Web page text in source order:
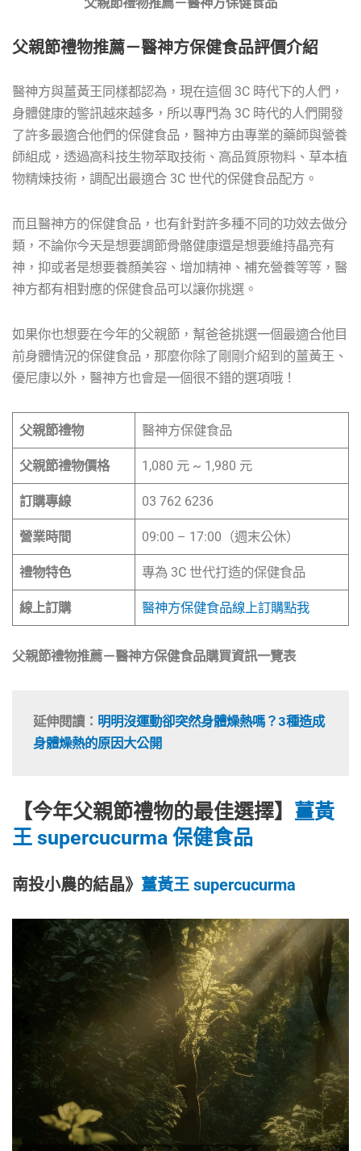
父親節禮物推薦－醫神方保健食品評價介紹
醫神方與薑黃王同樣都認為，現在這個 3C 時代下的人們，
身體健康的警訊越來越多，所以專門為 3C 時代的人們開發
了許多最適合他們的保健食品，醫神方由專業的藥師與營養
師組成，透過高科技生物萃取技術、高品質原物料、草本植
物精煉技術，調配出最適合 3C 世代的保健食品配方。
而且醫神方的保健食品，也有針對許多種不同的功效去做分
類，不論你今天是想要調節骨骼健康還是想要維持晶亮有
神，抑或者是想要養顏美容、增加精神、補充營養等等，醫
神方都有相對應的保健食品可以讓你挑選。
如果你也想要在今年的父親節，幫爸爸挑選一個最適合他目
前身體情況的保健食品，那麼你除了剛剛介紹到的薑黃王、
優尼康以外，醫神方也會是一個很不錯的選項哦！
父親節禮物 醫神方保健食品
父親節禮物價格 1,080 元 ~ 1,980 元
訂購專線 03 762 6236
營業時間 09:00 – 17:00（週末公休）
禮物特色 專為 3C 世代打造的保健食品
線上訂購 醫神方保健食品線上訂購點我
父親節禮物推薦－醫神方保健食品購買資訊一覽表
延伸閱讀： 明明沒運動卻突然身體燥熱嗎？3種造成
身體燥熱的原因大公開
【今年父親節禮物的最佳選擇】 薑黃
王 supercucurma 保健食品
南投小農的結晶》 薑黃王 supercucurma